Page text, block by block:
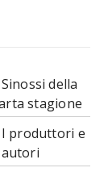
Sinossi della
stagione
I produttori e